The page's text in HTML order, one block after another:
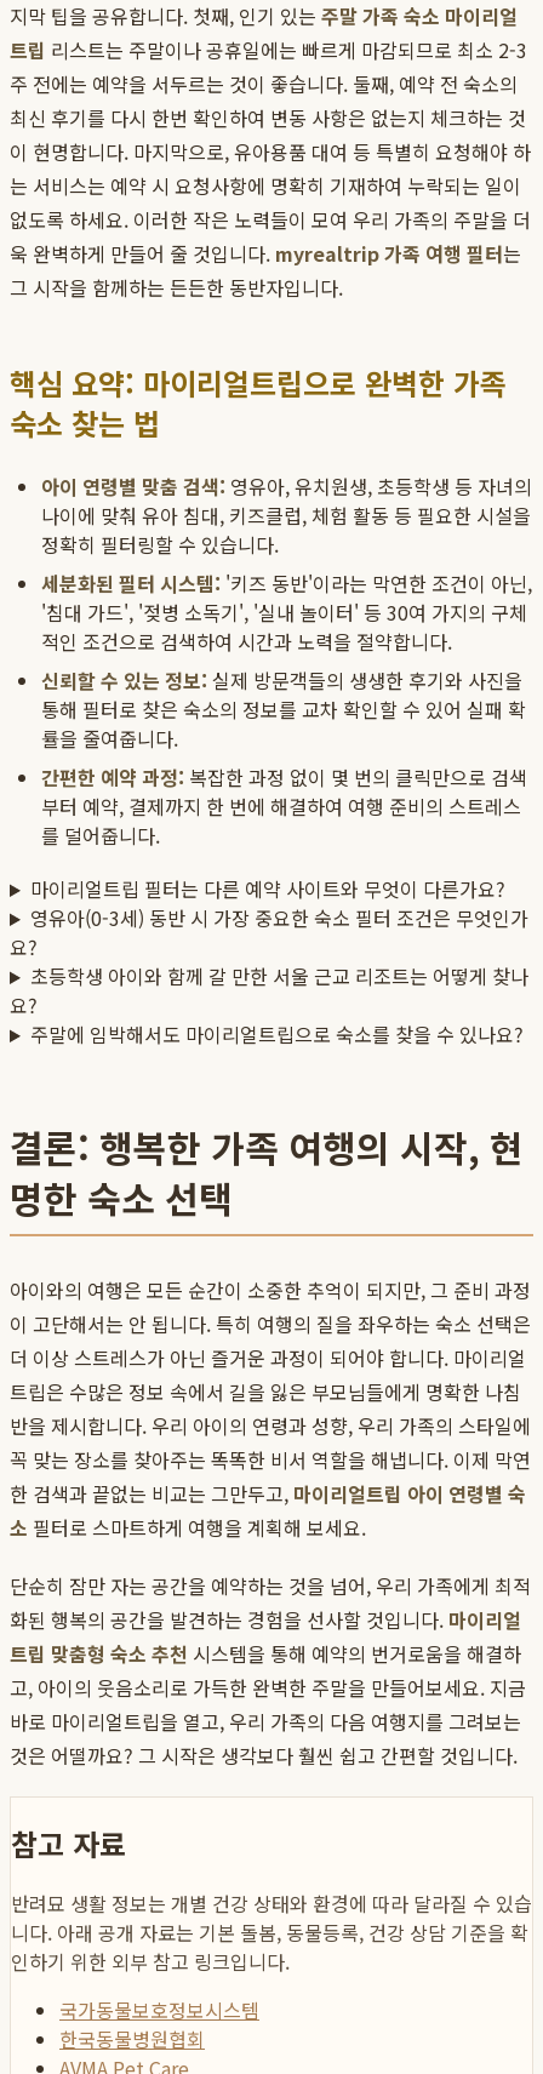
지막 팁을 공유합니다. 첫째, 인기 있는 주말 가족 숙소 마이리얼
트립 리스트는 주말이나 공휴일에는 빠르게 마감되므로 최소 2-3
주 전에는 예약을 서두르는 것이 좋습니다. 둘째, 예약 전 숙소의
최신 후기를 다시 한번 확인하여 변동 사항은 없는지 체크하는 것
이 현명합니다. 마지막으로, 유아용품 대여 등 특별히 요청해야 하
는 서비스는 예약 시 요청사항에 명확히 기재하여 누락되는 일이
없도록 하세요. 이러한 작은 노력들이 모여 우리 가족의 주말을 더
욱 완벽하게 만들어 줄 것입니다. myrealtrip 가족 여행 필터는
그 시작을 함께하는 든든한 동반자입니다.
핵심 요약: 마이리얼트립으로 완벽한 가족
숙소 찾는 법
아이 연령별 맞춤 검색: 영유아, 유치원생, 초등학생 등 자녀의
나이에 맞춰 유아 침대, 키즈클럽, 체험 활동 등 필요한 시설을
정확히 필터링할 수 있습니다.
세분화된 필터 시스템: '키즈 동반'이라는 막연한 조건이 아닌,
'침대 가드', '젖병 소독기', '실내 놀이터' 등 30여 가지의 구체
적인 조건으로 검색하여 시간과 노력을 절약합니다.
신뢰할 수 있는 정보: 실제 방문객들의 생생한 후기와 사진을
통해 필터로 찾은 숙소의 정보를 교차 확인할 수 있어 실패 확
률을 줄여줍니다.
간편한 예약 과정: 복잡한 과정 없이 몇 번의 클릭만으로 검색
부터 예약, 결제까지 한 번에 해결하여 여행 준비의 스트레스
를 덜어줍니다.
마이리얼트립 필터는 다른 예약 사이트와 무엇이 다른가요?
영유아(0-3세) 동반 시 가장 중요한 숙소 필터 조건은 무엇인가
요?
초등학생 아이와 함께 갈 만한 서울 근교 리조트는 어떻게 찾나
요?
주말에 임박해서도 마이리얼트립으로 숙소를 찾을 수 있나요?
결론: 행복한 가족 여행의 시작, 현
명한 숙소 선택
아이와의 여행은 모든 순간이 소중한 추억이 되지만, 그 준비 과정
이 고단해서는 안 됩니다. 특히 여행의 질을 좌우하는 숙소 선택은
더 이상 스트레스가 아닌 즐거운 과정이 되어야 합니다. 마이리얼
트립은 수많은 정보 속에서 길을 잃은 부모님들에게 명확한 나침
반을 제시합니다. 우리 아이의 연령과 성향, 우리 가족의 스타일에
꼭 맞는 장소를 찾아주는 똑똑한 비서 역할을 해냅니다. 이제 막연
한 검색과 끝없는 비교는 그만두고, 마이리얼트립 아이 연령별 숙
소 필터로 스마트하게 여행을 계획해 보세요.
단순히 잠만 자는 공간을 예약하는 것을 넘어, 우리 가족에게 최적
화된 행복의 공간을 발견하는 경험을 선사할 것입니다. 마이리얼
트립 맞춤형 숙소 추천 시스템을 통해 예약의 번거로움을 해결하
고, 아이의 웃음소리로 가득한 완벽한 주말을 만들어보세요. 지금
바로 마이리얼트립을 열고, 우리 가족의 다음 여행지를 그려보는
것은 어떨까요? 그 시작은 생각보다 훨씬 쉽고 간편할 것입니다.
참고 자료
반려묘 생활 정보는 개별 건강 상태와 환경에 따라 달라질 수 있습
니다. 아래 공개 자료는 기본 돌봄, 동물등록, 건강 상담 기준을 확
인하기 위한 외부 참고 링크입니다.
국가동물보호정보시스템
한국동물병원협회
AVMA Pet Care